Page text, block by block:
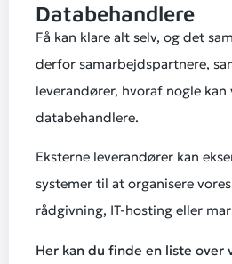
Databehandlere
Få kan klare alt selv, og det
derfor samarbejdspartnere,
leverandører, hvoraf nogle
databehandlere.
Eksterne leverandører kan
systemer til at organisere
rådgivning, IT-hosting eller
Her kan du finde en liste over